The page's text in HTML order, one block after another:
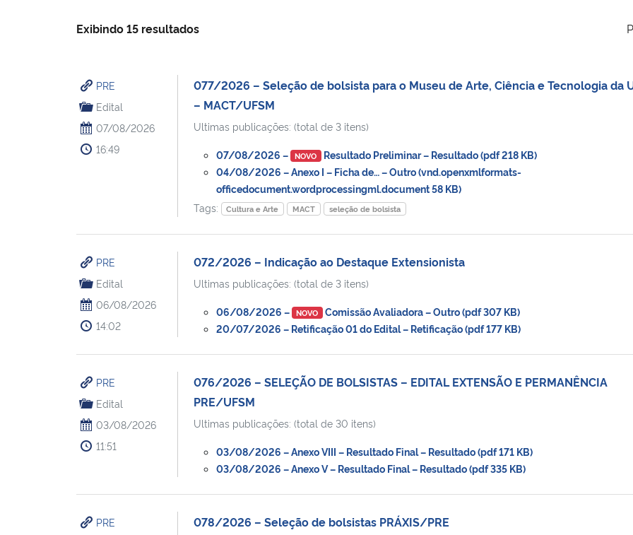
Exibindo 15 resultados
PRE
Edital
07/08/2026
16:49
077/2026 – Seleção de bolsista para o Museu de Arte, Ciência e Tecnologia da
– MACT/UFSM
Ultimas publicações: (total de 3 itens)
07/08/2026 – NOVO
Resultado Preliminar – Resultado (pdf 218 KB)
04/08/2026 – Anexo I – Ficha de… – Outro (vnd.openxmlformats-
officedocument.wordprocessingml.document 58 KB)
Tags:
Cultura e Arte MACT seleção de bolsista
PRE
Edital
06/08/2026
14:02
072/2026 – Indicação ao Destaque Extensionista
Ultimas publicações: (total de 3 itens)
06/08/2026 – NOVO
Comissão Avaliadora – Outro (pdf 307 KB)
20/07/2026 – Retificação 01 do Edital – Retificação (pdf 177 KB)
PRE
Edital
03/08/2026
11:51
076/2026 – SELEÇÃO DE BOLSISTAS – EDITAL EXTENSÃO E PERMANÊNCIA
PRE/UFSM
Ultimas publicações: (total de 30 itens)
03/08/2026 – Anexo VIII – Resultado Final – Resultado (pdf 171 KB)
03/08/2026 – Anexo V – Resultado Final – Resultado (pdf 335 KB)
PRE
078/2026 – Seleção de bolsistas PRÁXIS/PRE